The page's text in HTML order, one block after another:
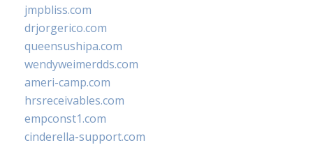
jmpbliss.com
drjorgerico.com
queensushipa.com
wendyweimerdds.com
ameri-camp.com
hrsreceivables.com
empconst1.com
cinderella-support.com